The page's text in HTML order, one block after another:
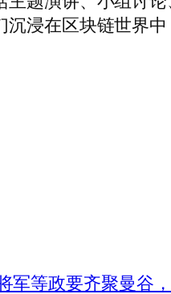
浸在区块链世界
军等政要齐聚曼谷